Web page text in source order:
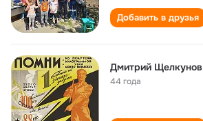
Добавить в друзья
Дмитрий Щелкунов
44 года